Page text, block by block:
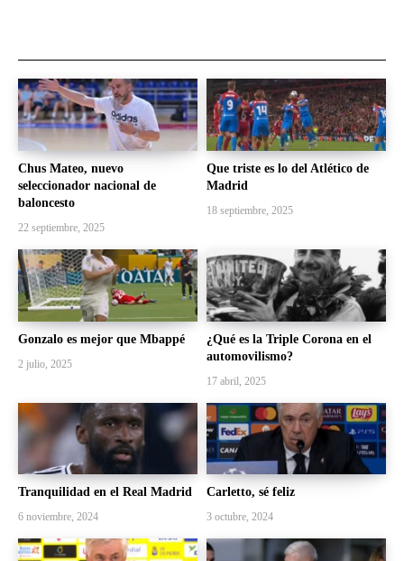
Chus Mateo, nuevo
seleccionador nacional de
baloncesto
22 septiembre, 2025
Que triste es lo del Atlético de
Madrid
18 septiembre, 2025
Gonzalo es mejor que Mbappé
2 julio, 2025
¿Qué es la Triple Corona en el
automovilismo?
17 abril, 2025
Tranquilidad en el Real Madrid
6 noviembre, 2024
Carletto, sé feliz
3 octubre, 2024